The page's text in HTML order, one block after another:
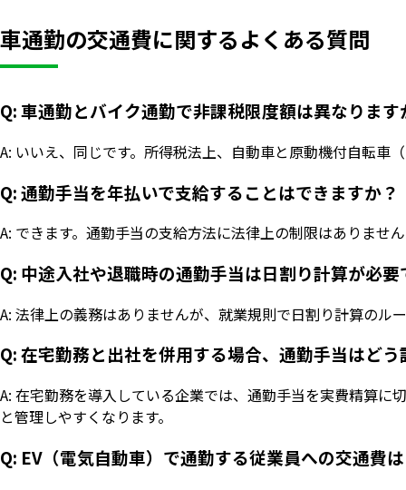
車通勤の交通費に関するよくある質問
Q: 車通勤とバイク通勤で非課税限度額は異なります
A: いいえ、同じです。所得税法上、自動車と原動機付自転車
Q: 通勤手当を年払いで支給することはできますか？
A: できます。通勤手当の支給方法に法律上の制限はありま
Q: 中途入社や退職時の通勤手当は日割り計算が必要
A: 法律上の義務はありませんが、就業規則で日割り計算の
Q: 在宅勤務と出社を併用する場合、通勤手当はど
A: 在宅勤務を導入している企業では、通勤手当を実費精算
と管理しやすくなります。
Q: EV（電気自動車）で通勤する従業員への交通費